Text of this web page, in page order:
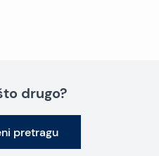
drugo?
pretragu